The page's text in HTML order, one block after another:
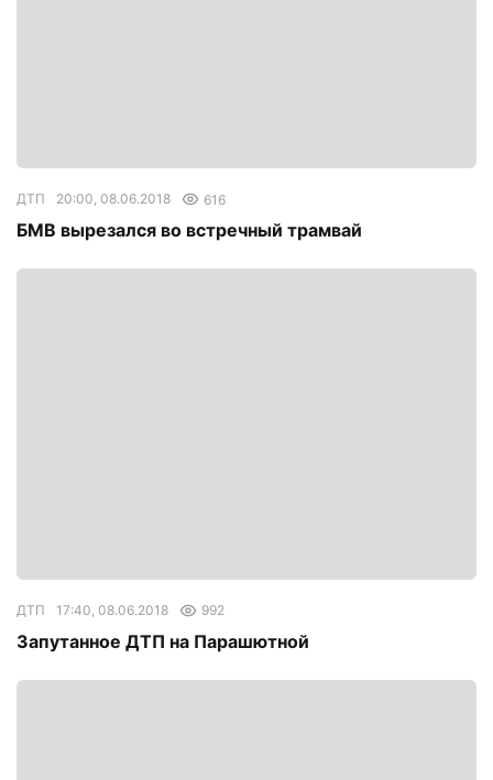
ДТП 20:00, 08.06.2018 616
БМВ вырезался во встречный трамвай
ДТП 17:40, 08.06.2018 992
Запутанное ДТП на Парашютной